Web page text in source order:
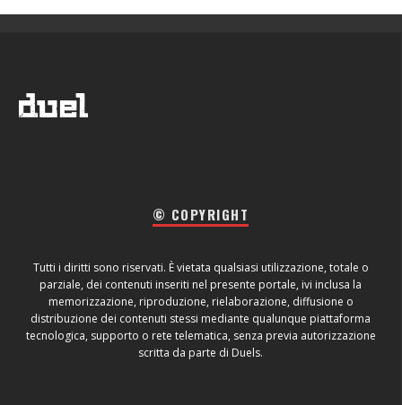
© COPYRIGHT
Tutti i diritti sono riservati. È vietata qualsiasi utilizzazione, totale o
parziale, dei contenuti inseriti nel presente portale, ivi inclusa la
memorizzazione, riproduzione, rielaborazione, diffusione o
distribuzione dei contenuti stessi mediante qualunque piattaforma
tecnologica, supporto o rete telematica, senza previa autorizzazione
scritta da parte di Duels.